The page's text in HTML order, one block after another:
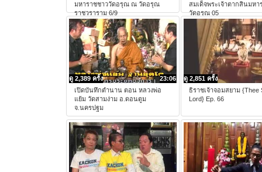
มหาราชชาววัดอรุณ ณ วัดอรุณ
ราชวราราม 6/9
สมเด็จพระเจ้าตากสินมหา
วัดอรุณ 05
23:06
ดู 2,389 ครั้ง
เปิดบันทึกตำนาน ตอน หลวงพ่อ
แย้ม วัดสามง่าม อ.ดอนตูม
จ.นครปฐม
ดู 2,851 ครั้ง
ธิราชเจ้าจอมสยาม {Thee
Lord} Ep. 66